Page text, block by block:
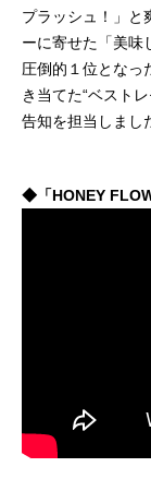
プラッシュ！」と
ーに寄せた「美味
圧倒的１位となっ
き当てた“ベスト
告知を担当しまし
◆「HONEY